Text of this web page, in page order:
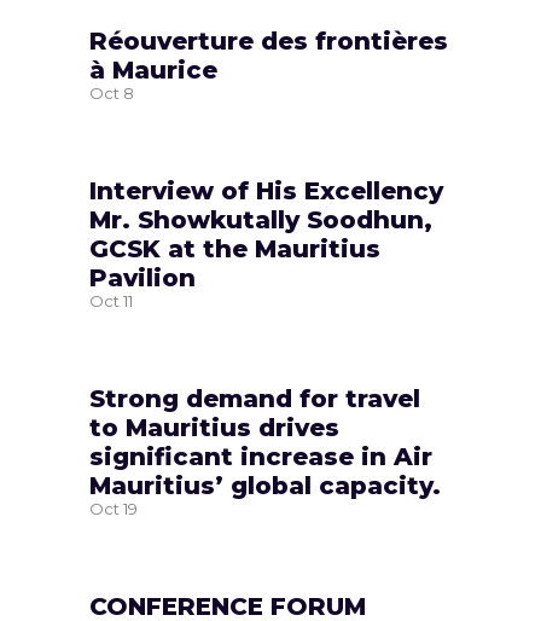
Réouverture des frontières
à Maurice
Oct 8
Interview of His Excellency
Mr. Showkutally Soodhun,
GCSK at the Mauritius
Pavilion
Oct11
Strong demand for travel
to Mauritius drives
significant increase in Air
Mauritius’ global capacity.
Oct19
CONFERENCE FORUM